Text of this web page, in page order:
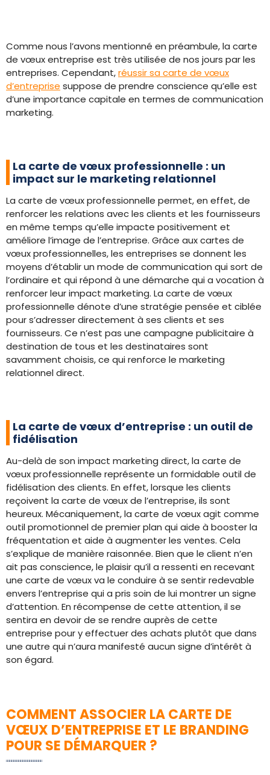
Comme nous l’avons mentionné en préambule, la carte
de vœux entreprise est très utilisée de nos jours par les
entreprises. Cependant,réussir sa carte de vœux
d’entreprise suppose de prendre conscience qu’elle est
d’une importance capitale en termes de communication
marketing.
La carte de vœux professionnelle : un
impact sur le marketing relationnel
La carte de vœux professionnelle permet, en effet, de
renforcer les relations avec les clients et les fournisseurs
en même temps qu’elle impacte positivement et
améliore l’image de l’entreprise. Grâce aux cartes de
vœux professionnelles, les entreprises se donnent les
moyens d’établir un mode de communication qui sort de
l’ordinaire et qui répond à une démarche qui a vocation à
renforcer leur impact marketing. La carte de vœux
professionnelle dénote d’une stratégie pensée et ciblée
pour s’adresser directement à ses clients et ses
fournisseurs. Ce n’est pas une campagne publicitaire à
destination de tous et les destinataires sont
savamment choisis, ce qui renforce le marketing
relationnel direct.
La carte de vœux d’entreprise : un outil de
fidélisation
Au-delà de son impact marketing direct, la carte de
vœux professionnelle représente un formidable outil de
fidélisation des clients. En effet, lorsque les clients
reçoivent la carte de vœux de l’entreprise, ils sont
heureux. Mécaniquement, la carte de vœux agit comme
outil promotionnel de premier plan qui aide à booster la
fréquentation et aide à augmenter les ventes. Cela
s’explique de manière raisonnée. Bien que le client n’en
ait pas conscience, le plaisir qu’il a ressenti en recevant
une carte de vœux va le conduire à se sentir redevable
envers l’entreprise qui a pris soin de lui montrer un signe
d’attention. En récompense de cette attention, il se
sentira en devoir de se rendre auprès de cette
entreprise pour y effectuer des achats plutôt que dans
une autre qui n’aura manifesté aucun signe d’intérêt à
son égard.
COMMENT ASSOCIER LA CARTE DE
VŒUX D’ENTREPRISE ET LE BRANDING
POUR SE DÉMARQUER ?